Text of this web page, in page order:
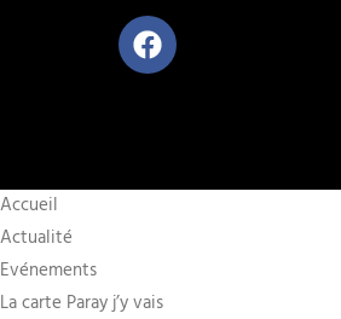
Accueil
Actualité
Evénements
La carte Paray j’y vais